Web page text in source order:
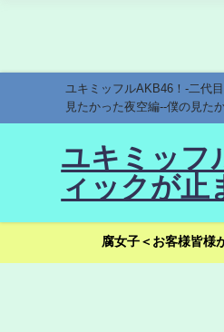
ユキミッフルAKB46！-二代
見たかった夜空編--僕の見た
ユキミッフ
ィックが止
腐女子＜お客様皆様